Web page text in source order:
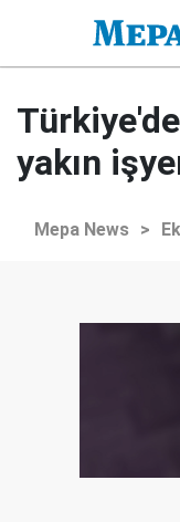
yakın
Mepa News >